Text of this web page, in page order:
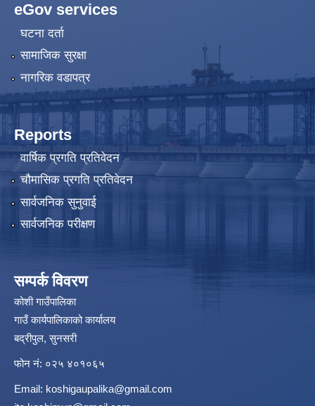
eGov services
घटना दर्ता
सामाजिक सुरक्षा
नागरिक वडापत्र
Reports
वार्षिक प्रगति प्रतिवेदन
चौमासिक प्रगति प्रतिवेदन
सार्वजनिक सुनुवाई
सार्वजनिक परीक्षण
सम्पर्क विवरण
कोशी गाउँपालिका
गाउँ कार्यपालिकाको कार्यालय
बद्रीपुल, सुनसरी
फोन नं: ०२५ ४०१०६५
Email: koshigaupalika@gmail.com